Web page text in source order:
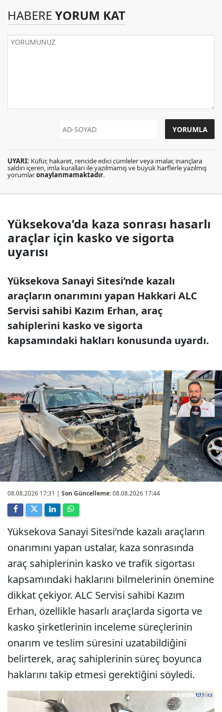
HABERE YORUM KAT
UYARI: Küfür, hakaret, rencide edici cümleler veya imalar, inançlara
saldırı içeren, imla kuralları ile yazılmamış ve büyük harflerle yazılmış
yorumlaronaylanmamaktadır.
Yüksekova’da kaza sonrası hasarlı
araçlar için kasko ve sigorta
uyarısı
Yüksekova Sanayi Sitesi’nde kazalı
araçların onarımını yapan Hakkari ALC
Servisi sahibi Kazım Erhan, araç
sahiplerini kasko ve sigorta
kapsamındaki hakları konusunda uyardı.
08.08.2026 17:31 | Son Güncelleme:08.08.2026 17:44
Yüksekova Sanayi Sitesi’nde kazalı araçların
onarımını yapan ustalar, kaza sonrasında
araç sahiplerinin kasko ve trafik sigortası
kapsamındaki haklarını bilmelerinin önemine
dikkat çekiyor. ALC Servisi sahibi Kazım
Erhan, özellikle hasarlı araçlarda sigorta ve
kasko şirketlerinin inceleme süreçlerinin
onarım ve teslim süresini uzatabildiğini
belirterek, araç sahiplerinin süreç boyunca
haklarını takip etmesi gerektiğini söyledi.